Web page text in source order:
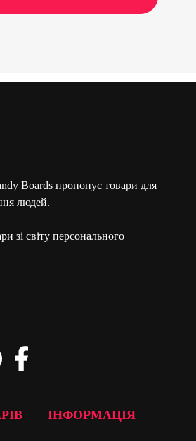
Boards пропонує товари для
людей.
зі світу персонального
ІНФОРМАЦІЯ